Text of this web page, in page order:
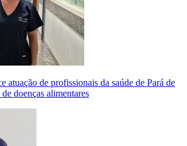
atuação de profissionais da saúde de Pará de
doenças alimentares